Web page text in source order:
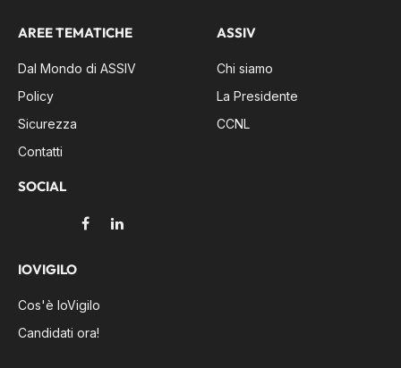
AREE TEMATICHE
Dal Mondo di ASSIV
Policy
Sicurezza
Contatti
SOCIAL
FacebookLinkedIn
ASSIV
Chi siamo
La Presidente
CCNL
IOVIGILO
Cos'è IoVigilo
Candidati ora!